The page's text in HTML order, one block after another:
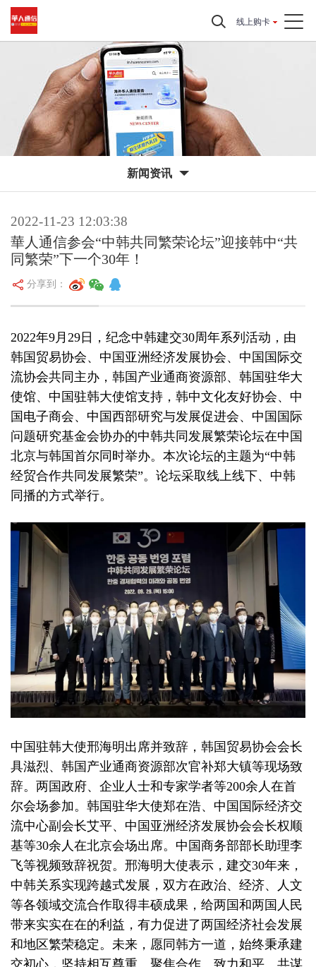
线上购卡
新闻资讯
2022-11-23 12:03:38
華人通信参会“中韩共同繁荣论坛”迎接韩中“共
同繁荣”下一个30年！
分享到：
2022年9月29日，纪念中韩建交30周年系列活动，由
韩国贸易协会、中国亚洲经济发展协会、中国国际交
流协会共同主办，韩国产业通商资源部、韩国驻华大
使馆、中国驻韩大使馆支持，韩中文化友好协会、中
国电子商会、中国西部研究与发展促进会、中国国际
问题研究基金会协办的中韩共同发展繁荣论坛在中国
北京与韩国首尔同时举办。本次论坛的主题为“中韩
经贸合作共同发展繁荣”。论坛采取线上线下、中韩
同播的方式举行。
中国驻韩大使邢海明出席并致辞，韩国贸易协会会长
具滋烈、韩国产业通商资源部次官补郑大镇等现场致
辞。两国政府、企业人士和专家学者等200余人在首
尔会场参加。韩国驻华大使郑在浩、中国国际经济交
流中心副会长艾平、中国亚洲经济发展协会会长权顺
基等30余人在北京会场出席。中国商务部部长助理李
飞等视频致辞祝贺。邢海明大使表示，建交30年来，
中韩关系实现跨越式发展，双方在政治、经济、人文
等各领域交流合作取得丰硕成果，给两国和两国人民
带来实实在在的利益，有力促进了两国经济社会发展
和地区繁荣稳定。未来，愿同韩方一道，始终秉承建